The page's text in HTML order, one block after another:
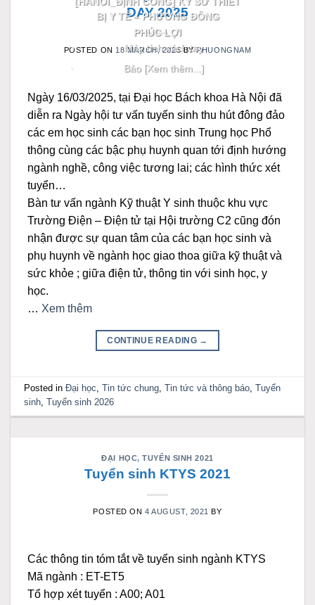
BỊ Y TẾ – PHƯƠNG ĐÔNG
PHÚC LỢI
Máy tính xách tay
Bảo [Xem thêm...]
DAY 2025
POSTED ON 18 MARCH, 2025BYPHUONGNAM
Ngày 16/03/2025, tại Đại học Bách khoa Hà Nội đã
diễn ra Ngày hội tư vấn tuyển sinh thu hút đông đảo
các em học sinh các bạn học sinh Trung học Phổ
thông cùng các bậc phụ huynh quan tới định hướng
ngành nghề, công việc tương lai; các hình thức xét
tuyển…
Bàn tư vấn ngành Kỹ thuật Y sinh thuộc khu vực
Trường Điện – Điện tử tại Hội trường C2 cũng đón
nhận được sự quan tâm của các bạn học sinh và
phụ huynh về ngành học giao thoa giữa kỹ thuật và
sức khỏe ; giữa điện tử, thông tin với sinh học, y
học.
… Xem thêm
CONTINUE READING →
Posted inĐại học ,Tin tức chung ,Tin tức và thông báo ,Tuyển
sinh ,Tuyển sinh 2026
ĐẠI HỌC,TUYỂN SINH 2021
Tuyển sinh KTYS 2021
POSTED ON4 AUGUST, 2021 BY
Các thông tin tóm tắt về tuyển sinh ngành KTYS
Mã ngành : ET-ET5
Tổ hợp xét tuyển : A00; A01